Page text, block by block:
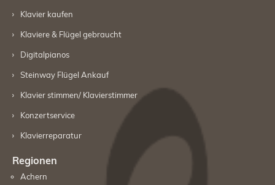
Fragen
Antworten
Regionen
uns
&
Aktuelles
Klavier kaufen
Klaviere & Flügel gebraucht
Digitalpianos
Steinway Flügel Ankauf
Klavier stimmen/ Klavierstimmer
Konzertservice
Klavierreparatur
Regionen
Achern